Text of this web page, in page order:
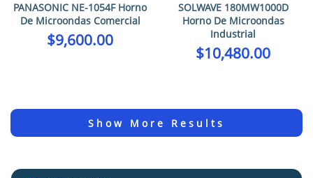
PANASONIC NE-1054F Horno
De Microondas Comercial
$9,600.00
SOLWAVE 180MW1000D
Horno De Microondas
Industrial
$10,480.00